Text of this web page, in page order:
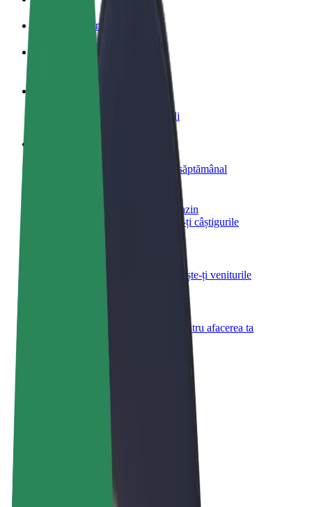
Cum devii membru
Câștigă bani după propriile reguli
Livrează mâncare și câștigă bani săptămânal
Adaugă un restaurant sau un magazin
Obține mai mulți clienți și mărește-ți câștigurile
Înregistrează-ți flota la Bolt și mărește-ți veniturile
Bolt for Business
Produse și servicii Bolt adaptate pentru afacerea ta